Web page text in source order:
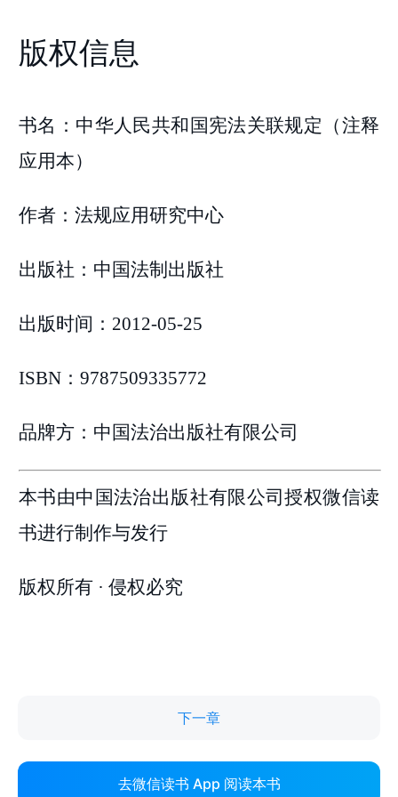
下一章
去微信读书 App 阅读本书